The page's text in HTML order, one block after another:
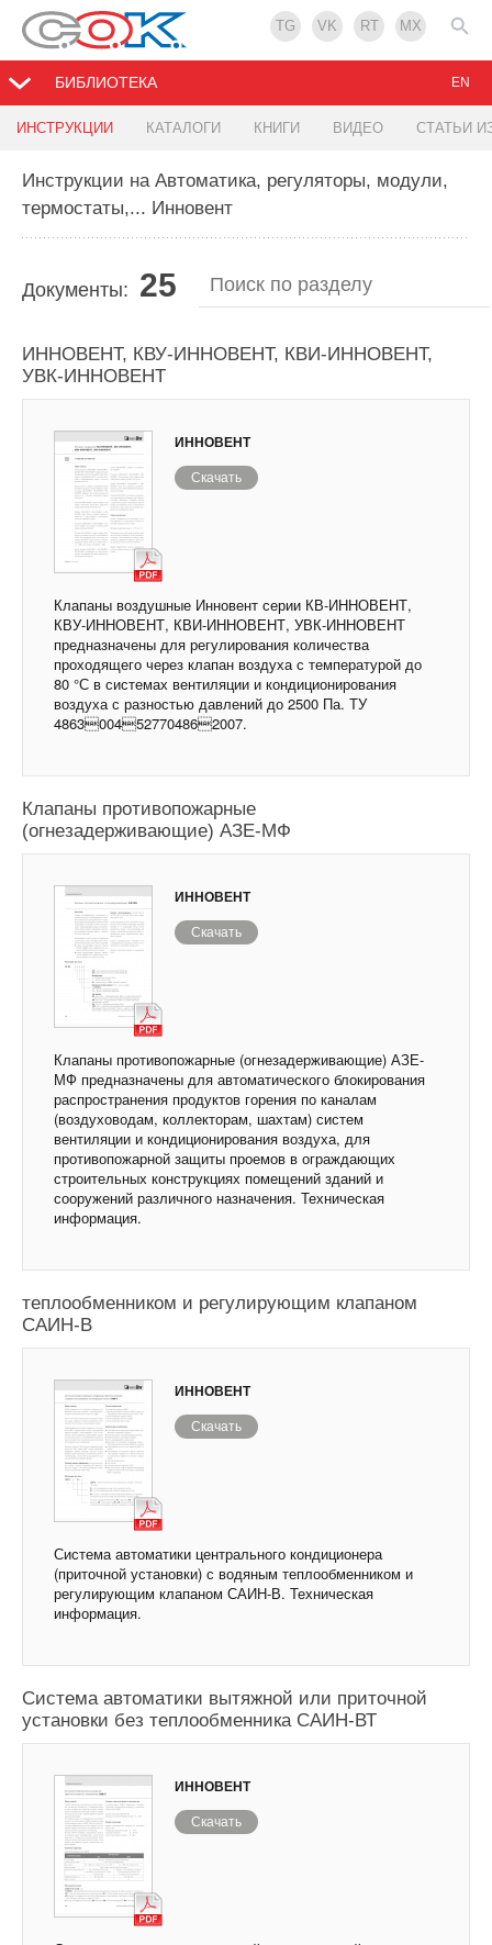
TG VK RT MX
БИБЛИОТЕКА
ИНСТРУКЦИИ КАТАЛОГИ КНИГИ ВИДЕО СТАТЬИ
EN
Инструкции на Автоматика, регуляторы, модули,
термостаты,... Инновент
Документы: 25
ИННОВЕНТ, КВУ-ИННОВЕНТ, КВИ-ИННОВЕНТ,
УВК-ИННОВЕНТ
ИННОВЕНТ
Скачать
Клапаны воздушные Инновент серии КВ-ИННОВЕНТ,
КВУ-ИННОВЕНТ, КВИ-ИННОВЕНТ, УВК-ИННОВЕНТ
предназначены для регулирования количества
проходящего через клапан воздуха с температурой до
80 °С в системах вентиляции и кондиционирования
воздуха с разностью давлений до 2500 Па. ТУ
4863004527704862007.
Клапаны противопожарные
(огнезадерживающие) АЗЕ-МФ
ИННОВЕНТ
Скачать
Клапаны противопожарные (огнезадерживающие) АЗЕ-
МФ предназначены для автоматического блокирования
распространения продуктов горения по каналам
(воздуховодам, коллекторам, шахтам) систем
вентиляции и кондиционирования воздуха, для
противопожарной защиты проемов в ограждающих
строительных конструкциях помещений зданий и
сооружений различного назначения. Техническая
информация.
теплообменником и регулирующим клапаном
САИН-В
ИННОВЕНТ
Скачать
Система автоматики центрального кондиционера
(приточной установки) с водяным теплообменником и
регулирующим клапаном САИН-В. Техническая
информация.
Система автоматики вытяжной или приточной
установки без теплообменника САИН-ВТ
ИННОВЕНТ
Скачать